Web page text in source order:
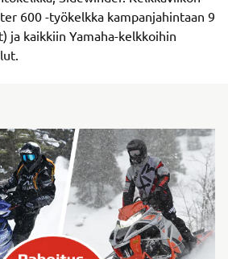
600 -työkelkka kampanjahintaan 9
ja kaikkiin Yamaha-kelkkoihin